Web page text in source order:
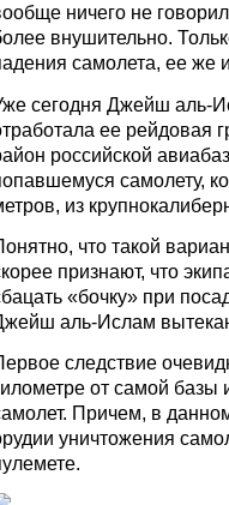
ничего не
внушительно.
самолета, ее же
сегодня Джейш аль-
ее рейдовая
российской
самолету,
из
что такой
признают, что
«бочку» при
аль-Ислам
следствие
от самой базы
Причем, в
уничтожения